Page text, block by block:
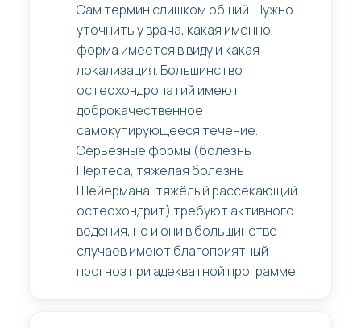
Сам термин слишком общий. Нужно
уточнить у врача, какая именно
форма имеется в виду и какая
локализация. Большинство
остеохондропатий имеют
доброкачественное
самокупирующееся течение.
Серьёзные формы (болезнь
Пертеса, тяжёлая болезнь
Шейермана, тяжёлый рассекающий
остеохондрит) требуют активного
ведения, но и они в большинстве
случаев имеют благоприятный
прогноз при адекватной программе.